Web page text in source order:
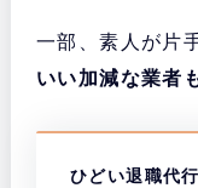
一部、素人が片
いい加減な業者
ひどい退職代